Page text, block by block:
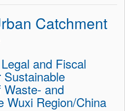
Catchment
and Fiscal
and
Wuxi Region/China